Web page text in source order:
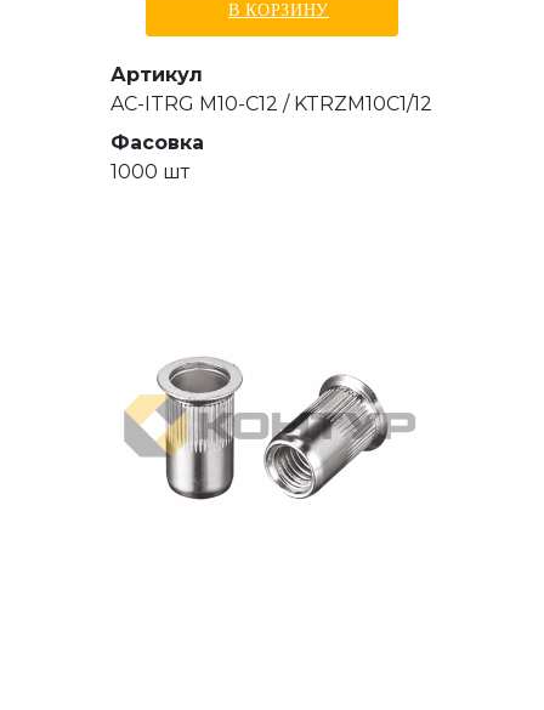
В КОРЗИНУ
Артикул
AC-ITRG M10-C12 / KTRZM10C1/12
Фасовка
1000 шт